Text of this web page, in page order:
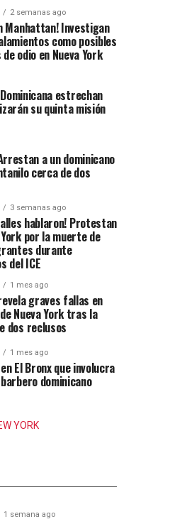
2 semanas ago
Manhattan! Investigan
como posibles
odio en Nueva York
estrechan
su quinta misión
a un dominicano
cerca de dos
3 semanas ago
hablaron! Protestan
York por la muerte de
durante
del ICE
1 mes ago
graves fallas en
Nueva York tras la
dos reclusos
1 mes ago
El Bronx que involucra
dominicano
YORK
1 semana ago